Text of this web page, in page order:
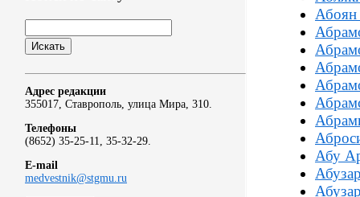
Адрес редакции
355017, Ставрополь, улица Мира, 310.
Телефоны
(8652) 35-25-11, 35-32-29.
E-mail
medvestnik@stgmu.ru
Абоян
Абу